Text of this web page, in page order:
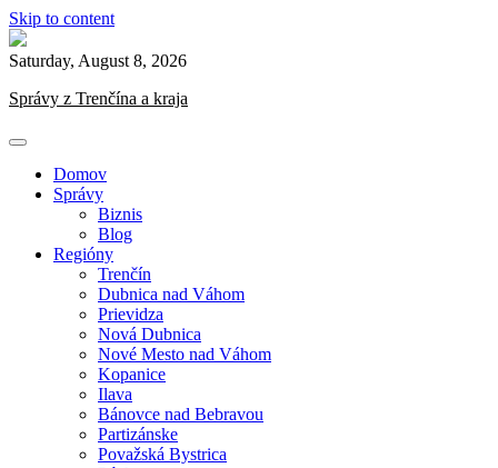
Skip to content
Saturday, August 8, 2026
Správy z Trenčína a kraja
Domov
Správy
Biznis
Blog
Regióny
Trenčín
Dubnica nad Váhom
Prievidza
Nová Dubnica
Nové Mesto nad Váhom
Kopanice
Ilava
Bánovce nad Bebravou
Partizánske
Považská Bystrica